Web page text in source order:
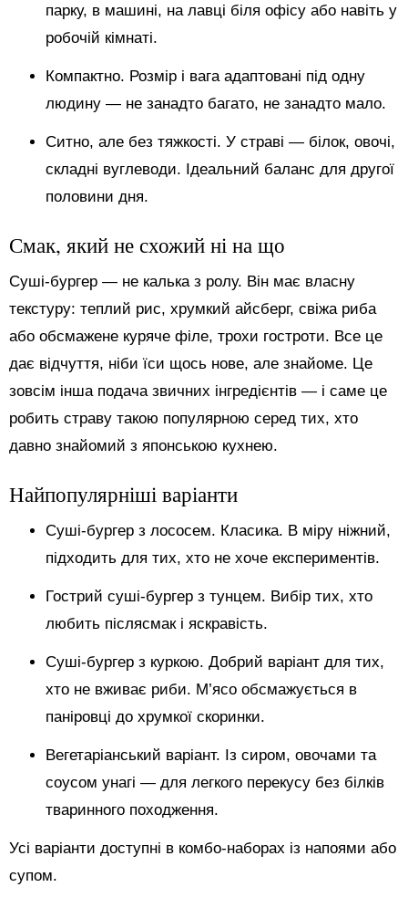
парку, в машині, на лавці біля офісу або навіть у
робочій кімнаті.
Компактно. Розмір і вага адаптовані під одну
людину — не занадто багато, не занадто мало.
Ситно, але без тяжкості. У страві — білок, овочі,
складні вуглеводи. Ідеальний баланс для другої
половини дня.
Смак, який не схожий ні на що
Суші-бургер — не калька з ролу. Він має власну
текстуру: теплий рис, хрумкий айсберг, свіжа риба
або обсмажене куряче філе, трохи гостроти. Все це
дає відчуття, ніби їси щось нове, але знайоме. Це
зовсім інша подача звичних інгредієнтів — і саме це
робить страву такою популярною серед тих, хто
давно знайомий з японською кухнею.
Найпопулярніші варіанти
Суші-бургер з лососем. Класика. В міру ніжний,
підходить для тих, хто не хоче експериментів.
Гострий суші-бургер з тунцем. Вибір тих, хто
любить післясмак і яскравість.
Суші-бургер з куркою. Добрий варіант для тих,
хто не вживає риби. М’ясо обсмажується в
паніровці до хрумкої скоринки.
Вегетаріанський варіант. Із сиром, овочами та
соусом унагі — для легкого перекусу без білків
тваринного походження.
Усі варіанти доступні в комбо-наборах із напоями або
супом.